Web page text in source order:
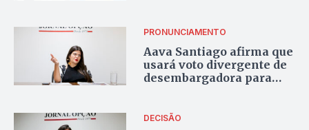
com o partido
PRONUNCIAMENTO
Aava Santiago afirma que
usará voto divergente de
desembargadora para
DECISÃO